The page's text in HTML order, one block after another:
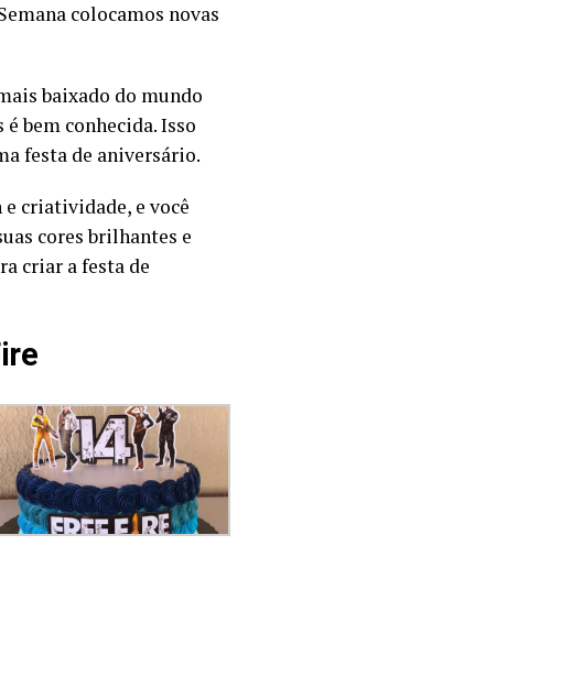
colocamos novas
baixado do mundo
bem conhecida. Isso
festa de aniversário.
criatividade, e você
cores brilhantes e
criar a festa de